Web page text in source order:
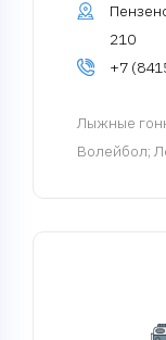
210
+7
Лыжные
Волейбол;